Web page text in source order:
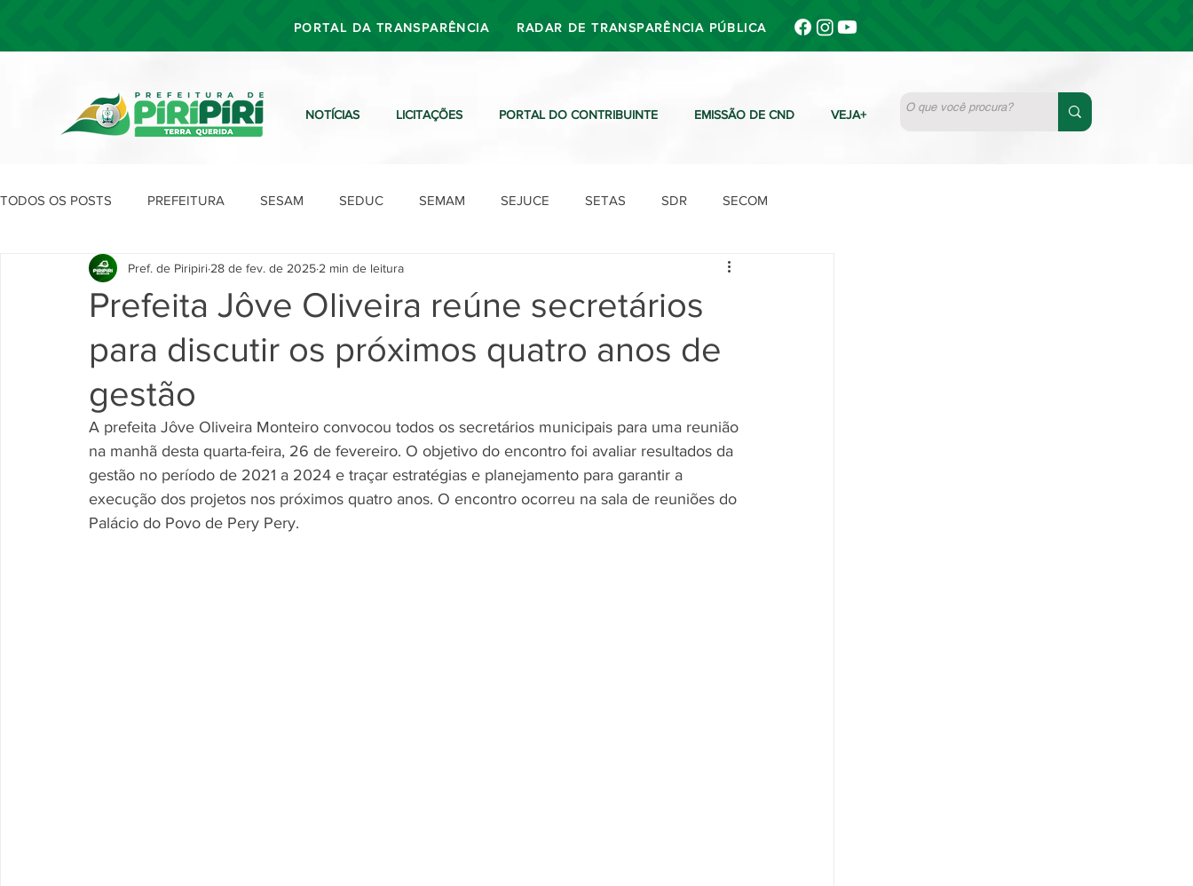
PORTAL DA TRANSPARÊNCIA RADAR DE TRANSPARÊNCIA PÚBLICA
NOTÍCIAS LICITAÇÕES PORTAL DO CONTRIBUINTE EMISSÃO DE CND VEJA+
TODOS OS POSTS PREFEITURA SESAM SEDUC SEMAM SEJUCE SETAS SDR SECOM
SEAD SEGOV SEPLAN SDU Ouvidoria
Prefeita Jôve Oliveira reúne secretários
para discutir os próximos quatro anos de
gestão
Pref. de Piripiri 28 de fev. de 2025 2 min de leitura
A prefeita Jôve Oliveira Monteiro convocou todos os secretários municipais para uma reunião
na manhã desta quarta-feira, 26 de fevereiro. O objetivo do encontro foi avaliar resultados da
gestão no período de 2021 a 2024 e traçar estratégias e planejamento para garantir a
execução dos projetos nos próximos quatro anos. O encontro ocorreu na sala de reuniões do
Palácio do Povo de Pery Pery.